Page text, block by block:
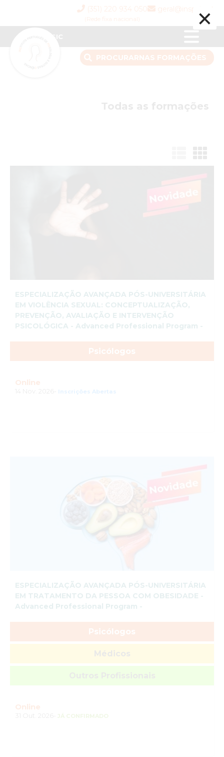
(351) 220 934 050
(Rede fixa nacional)
geral@inspsic.pt
PROCURARNAS FORMAÇÕES
ESPECIALIZAÇÃO AVANÇADA PÓS-UNIVERSITÁRIA
EM VIOLÊNCIA SEXUAL: CONCEPTUALIZAÇÃO,
PREVENÇÃO, AVALIAÇÃO E INTERVENÇÃO
PSICOLÓGICA - Advanced Professional Program -
Psicólogos
Online
Inscrições Abertas
ESPECIALIZAÇÃO AVANÇADA PÓS-UNIVERSITÁRIA
EM TRATAMENTO DA PESSOA COM OBESIDADE -
Advanced Professional Program -
Psicólogos
Online
JÁ CONFIRMADO
×